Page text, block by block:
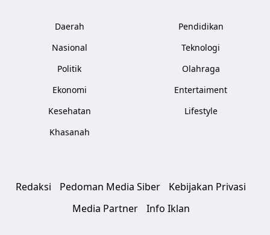
Daerah
Nasional
Politik
Ekonomi
Kesehatan
Khasanah
Pendidikan
Teknologi
Olahraga
Entertaiment
Lifestyle
Redaksi Pedoman Media Siber
Kebijakan Privasi
Media Partner
Info Iklan